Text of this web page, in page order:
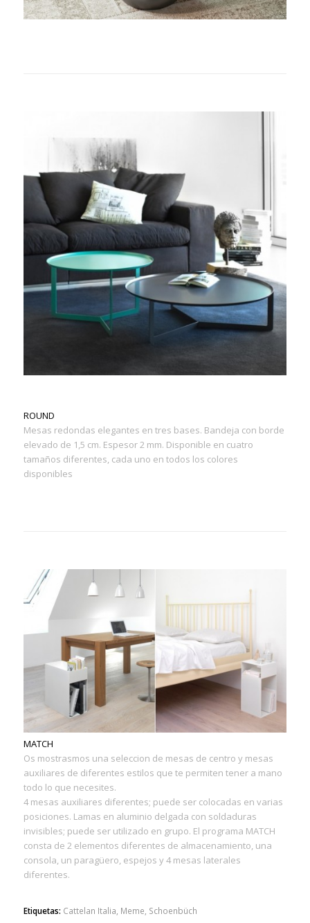
ROUND
Mesas redondas elegantes en tres bases. Bandeja con borde
elevado de 1,5 cm. Espesor 2 mm. Disponible en cuatro
tamaños diferentes, cada uno en todos los colores
disponibles
MATCH
Os mostrasmos una seleccion de mesas de centro y mesas
auxiliares de diferentes estilos que te permiten tener a mano
todo lo que necesites.
4 mesas auxiliares diferentes; puede ser colocadas en varias
posiciones. Lamas en aluminio delgada con soldaduras
invisibles; puede ser utilizado en grupo. El programa MATCH
consta de 2 elementos diferentes de almacenamiento, una
consola, un paragüero, espejos y 4 mesas laterales
diferentes.
Etiquetas: Cattelan Italia Meme Schoenbüch